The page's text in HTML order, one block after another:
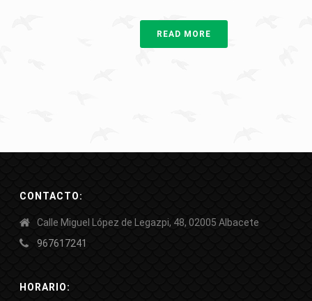
READ MORE
CONTACTO:
Calle Miguel López de Legazpi, 48, 02005 Albacete
967617241
HORARIO: